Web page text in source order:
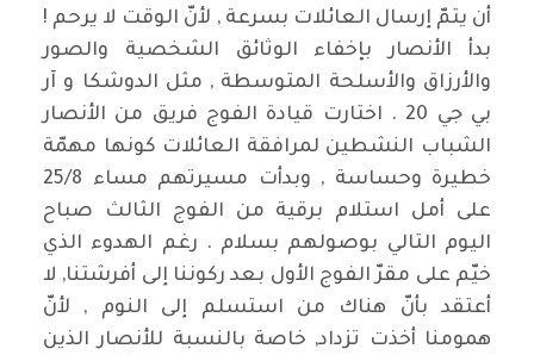
أن يتمّ إرسال العائلات بسرعة , لأنّ الوقت لا يرحم !
بدأ الأنصار بإخفاء الوثائق الشخصية والصور
والأرزاق والأسلحة المتوسطة , مثل الدوشكا و آر
بي جي 20 . اختارت قيادة الفوج فريق من الأنصار
الشباب النشطين لمرافقة العائلات كونها مهمّة
خطيرة وحساسة , وبدأت مسيرتهم مساء 25/8
على أمل استلام برقية من الفوج الثالث صباح
اليوم التالي بوصولهم بسلام . رغم الهدوء الذي
خيّم على مقرّ الفوج الأول بعد ركوننا إلى أفرشتنا, لا
أعتقد بأنّ هناك من استسلم إلى النوم , لأنّ
همومنا أخذت تزداد, خاصة بالنسبة للأنصار الذين